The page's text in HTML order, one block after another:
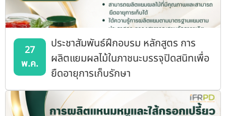
27
พ.ค.
ประชาสัมพันธ์ฝึกอบรม หลักสูตร การ
ผลิตแยมผลไม้ในภาชนะบรรจุปิดสนิทเพื่อ
ยืดอายุการเก็บรักษา